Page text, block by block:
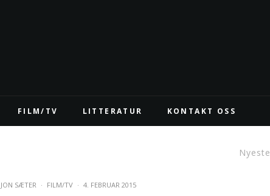
FILM/TV LITTERATUR KONTAKT OSS
Nyeste
JON SÆTER · FILM/TV · 4. FEBRUAR 2015